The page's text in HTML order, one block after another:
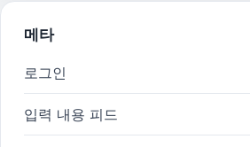
메타
로그인
입력 내용 피드